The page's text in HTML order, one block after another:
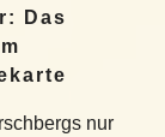
Das
nur